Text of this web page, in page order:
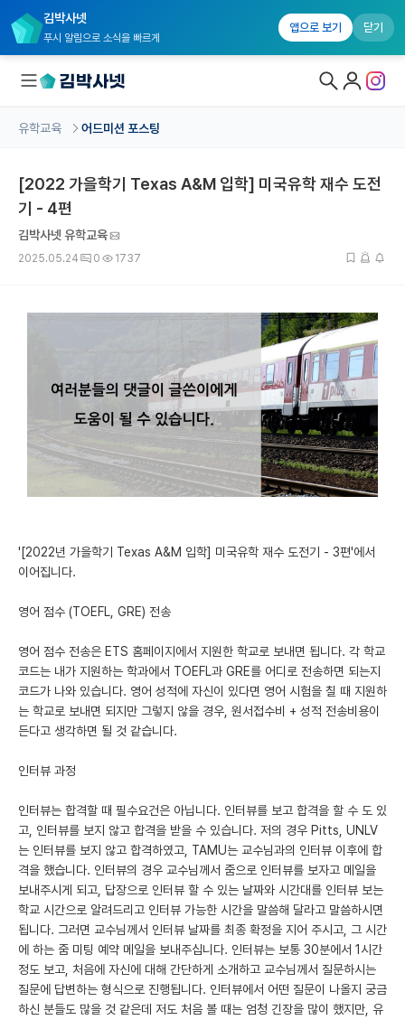
김박사넷
푸시 알림으로 소식을 빠르게
앱으로 보기 닫기
국내대학원 정보
커뮤니티
미국 유학 게시판
어드미션 포스팅
이벤트
이벤트
반도체 아카데미
재팬라운지 🌸
유학교육 어드미션 포스팅
[2022 가을학기 Texas A&M 입학] 미국유학 재수 도전
기 - 4편
김박사넷 유학교육
2025.05.24 0 1737
'[2022년 가을학기 Texas A&M 입학] 미국유학 재수 도전기 - 3편'에서
이어집니다.
영어 점수 (TOEFL, GRE) 전송
영어 점수 전송은 ETS 홈페이지에서 지원한 학교로 보내면 됩니다. 각 학교
코드는 내가 지원하는 학과에서 TOEFL과 GRE를 어디로 전송하면 되는지
코드가 나와 있습니다. 영어 성적에 자신이 있다면 영어 시험을 칠 때 지원하
는 학교로 보내면 되지만 그렇지 않을 경우, 원서접수비 + 성적 전송비용이
든다고 생각하면 될 것 같습니다.
인터뷰 과정
인터뷰는 합격할 때 필수요건은 아닙니다. 인터뷰를 보고 합격을 할 수 도 있
고, 인터뷰를 보지 않고 합격을 받을 수 있습니다. 저의 경우 Pitts, UNLV
는 인터뷰를 보지 않고 합격하였고, TAMU는 교수님과의 인터뷰 이후에 합
격을 했습니다. 인터뷰의 경우 교수님께서 줌으로 인터뷰를 보자고 메일을
보내주시게 되고, 답장으로 인터뷰 할 수 있는 날짜와 시간대를 인터뷰 보는
학교 시간으로 알려드리고 인터뷰 가능한 시간을 말씀해 달라고 말씀하시면
됩니다. 그러면 교수님께서 인터뷰 날짜를 최종 확정을 지어 주시고, 그 시간
에 하는 줌 미팅 예약 메일을 보내주십니다. 인터뷰는 보통 30분에서 1시간
정도 보고, 처음에 자신에 대해 간단하게 소개하고 교수님께서 질문하시는
질문에 답변하는 형식으로 진행됩니다. 인터뷰에서 어떤 질문이 나올지 궁금
하신 분들도 많을 것 같은데 저도 처음 볼 때는 엄청 긴장을 많이 했지만, 유